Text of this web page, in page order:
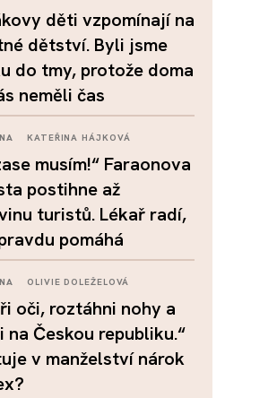
děti vzpomínají na
dětství. Byli jsme
do tmy, protože doma
neměli čas
KATEŘINA HÁJKOVÁ
musím!“ Faraonova
postihne až
turistů. Lékař radí,
pomáhá
OLIVIE DOLEŽELOVÁ
oči, roztáhni nohy a
na Českou republiku.“
v manželství nárok